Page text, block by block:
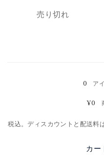
数
売り切れ
中…
0 ア
¥0
税込。ディスカウントと配送料
カー